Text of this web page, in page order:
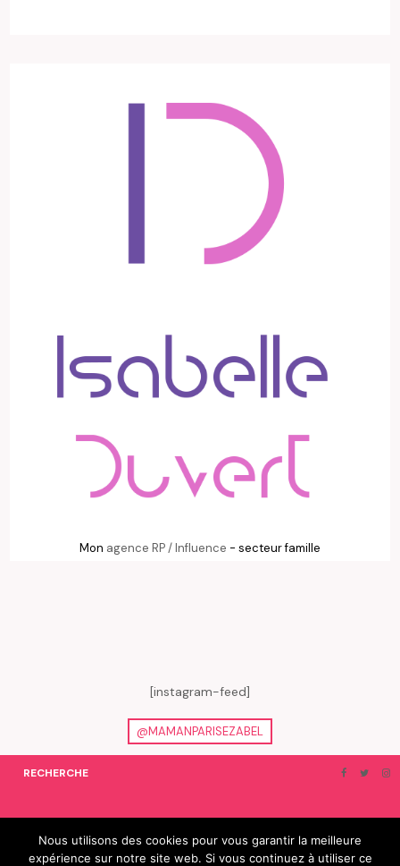
Mon agence RP / Influence - secteur famille
[instagram-feed]
@MAMANPARISEZABEL
RECHERCHE
ON EN PARLE… BLOGROLL
Nous utilisons des cookies pour vous garantir la meilleure
expérience sur notre site web. Si vous continuez à utiliser ce